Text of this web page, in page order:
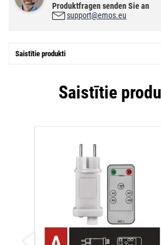
Produktfragen senden Sie an
support@emos.eu
Saistītie produkti
Saistītie